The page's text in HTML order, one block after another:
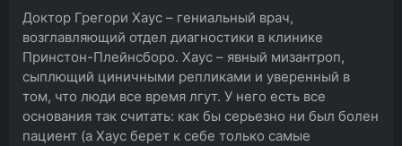
Доктор Грегори Хаус – гениальный врач,
возглавляющий отдел диагностики в клинике
Принстон-Плейнсборо. Хаус – явный мизантроп,
сыплющий циничными репликами и уверенный в
том, что люди все время лгут. У него есть все
основания так считать: как бы серьезно ни был болен
пациент (а Хаус берет к себе только самые